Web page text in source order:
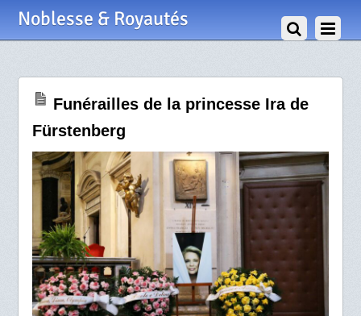
Noblesse & Royautés
Funérailles de la princesse Ira de
Fürstenberg